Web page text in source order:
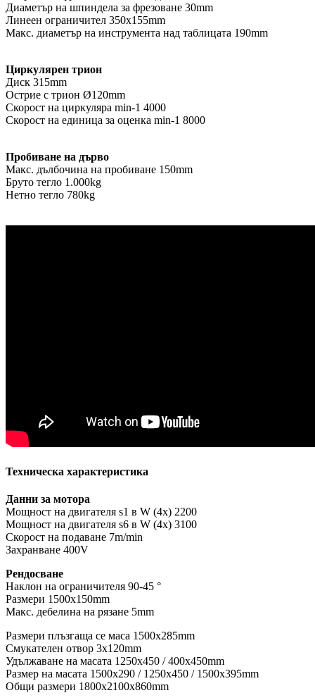
Диаметър на шпиндела за фрезоване 30mm
Линеен ограничител 350x155mm
Макс. диаметър на инструмента над таблицата 190mm
Циркулярен трион
Диск 315mm
Острие с трион Ø120mm
Скорост на циркуляра min-1 4000
Скорост на единица за оценка min-1 8000
Пробиване на дърво
Макс. дълбочина на пробиване 150mm
Бруто тегло 1.000kg
Нетно тегло 780kg
Техническа характеристика
Данни за мотора
Мощност на двигателя s1 в W (4x) 2200
Мощност на двигателя s6 в W (4х) 3100
Скорост на подаване 7m/min
Захранване 400V
Рендосване
Наклон на ограничителя 90-45 °
Размери 1500x150mm
Макс. дебелина на рязане 5mm
Размери плъзгаща се маса 1500x285mm
Смукателен отвор 3x120mm
Удължаване на масата 1250x450 / 400x450mm
Размер на масата 1500x290 / 1250x450 / 1500x395mm
Общи размери 1800x2100x860mm